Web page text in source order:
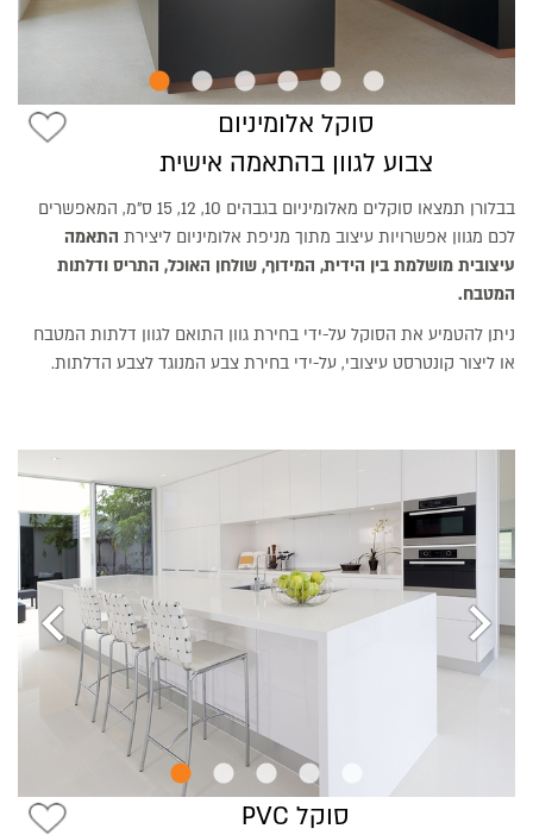
סוקל אלומיניום
צבוע לגוון בהתאמה אישית
בבלורן תמצאו סוקלים מאלומיניום בגבהים 10, 12, 15 ס"מ, המאפשרים
לכם מגוון אפשרויות עיצוב מתוך מניפת אלומיניום ליצירת התאמה
עיצובית מושלמת בין הידית, המידוף, שולחן האוכל, התריס ודלתות
המטבח.
ניתן להטמיע את הסוקל על-ידי בחירת גוון התואם לגוון דלתות המטבח
או ליצור קונטרסט עיצובי, על-ידי בחירת צבע המנוגד לצבע הדלתות.
chevron_left chevron_right
סוקל PVC